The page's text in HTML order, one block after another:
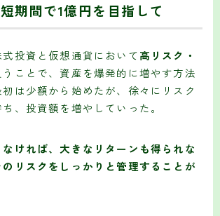
期間で1億円を目指して
投資と仮想通貨において高リスク・
うことで、資産を爆発的に増やす方法
は少額から始めたが、徐々にリスク
、投資額を増やしていった。
なければ、大きなリターンも得られな
リスクをしっかりと管理することが